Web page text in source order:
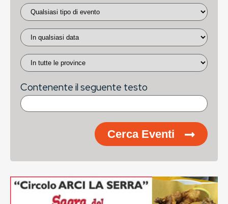
Contenente il seguente testo
Cerca Eventi